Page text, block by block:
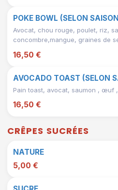
POKE BOWL (SELON
Avocat, chou rouge, poulet, riz,
concombre,mangue, graines de
16,50 €
AVOCADO TOAST (SELON
Pain toast, avocat, saumon , œuf
16,50 €
CRÊPES SUCRÉES
NATURE
5,00 €